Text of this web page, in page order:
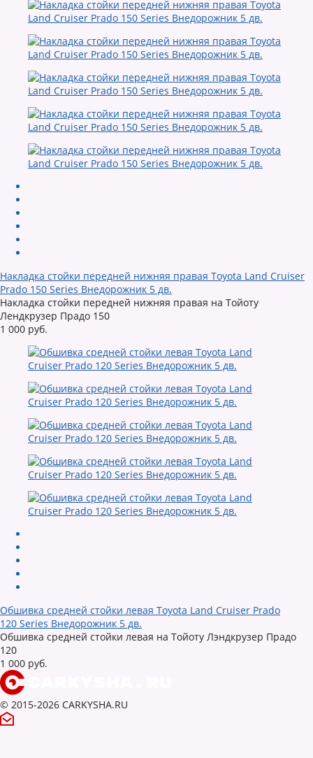
Накладка стойки передней нижняя правая Toyota Land Cruiser
Prado 150 Series Внедорожник 5 дв.
Накладка стойки передней нижняя правая на Тойоту
Лендкрузер Прадо 150
1 000 руб.
Обшивка средней стойки левая Toyota Land Cruiser Prado
120 Series Внедорожник 5 дв.
Обшивка средней стойки левая на Тойоту Лэндкрузер Прадо
120
1 000 руб.
© 2015-2026 CARKYSHA.RU